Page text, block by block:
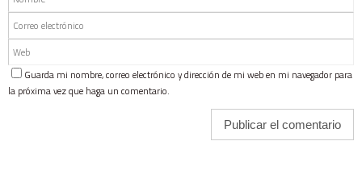
Guarda mi nombre, correo electrónico y dirección de mi web en mi navegador para
la próxima vez que haga un comentario.